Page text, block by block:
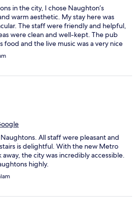
in the city, I chose Naughton’s
warm aesthetic. My stay here was
The staff were friendly and helpful,
were clean and well-kept. The pub
food and the live music was a very nice
a stay at Naughton’s and I will
I’m in Melbourne.
All staff were pleasant and
is delightful. With the new Metro
the city was incredibly accessible.
highly.